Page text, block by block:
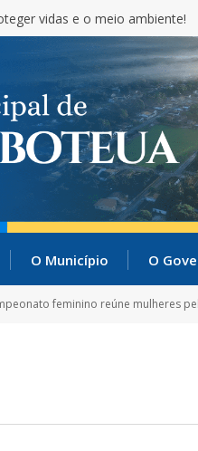
vidas e o meio ambiente!
O Município O
feminino reúne mulheres